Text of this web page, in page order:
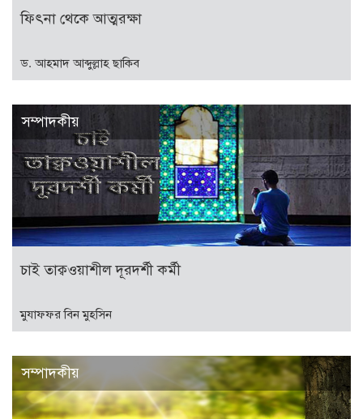
ফিৎনা থেকে আত্মরক্ষা
ড. আহমাদ আব্দুল্লাহ ছাকিব
সম্পাদকীয়
চাই তাক্বওয়াশীল দূরদর্শী কর্মী
মুযাফফর বিন মুহসিন
সম্পাদকীয়